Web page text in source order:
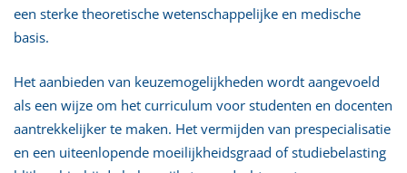
een sterke theoretische wetenschappelijke en medische
basis.
Het aanbieden van keuzemogelijkheden wordt aangevoeld
als een wijze om het curriculum voor studenten en docenten
aantrekkelijker te maken. Het vermijden van prespecialisatie
en een uiteenlopende moeilijkheidsgraad of studiebelasting